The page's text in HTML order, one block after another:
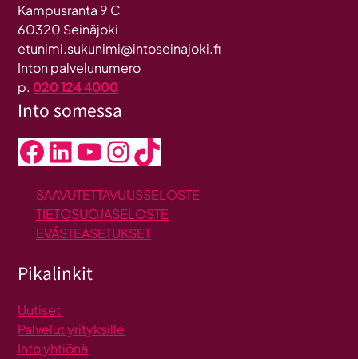
Kampusranta 9 C
60320 Seinäjoki
etunimi.sukunimi@intoseinajoki.fi
Inton palvelunumero
p. 020 124 4000
Into somessa
Facebook LinkedIn YouTube InstagramTikTok
SAAVUTETTAVUUSSELOSTE
TIETOSUOJASELOSTE
EVÄSTEASETUKSET
Pikalinkit
Uutiset
Palvelut yrityksille
Into yhtiönä